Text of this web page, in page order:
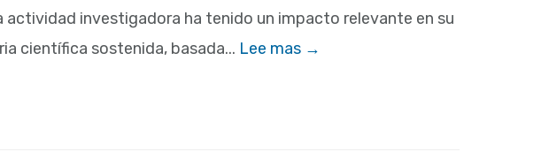
investigadora ha tenido un impacto relevante en su
científica sostenida, basada... Lee mas →